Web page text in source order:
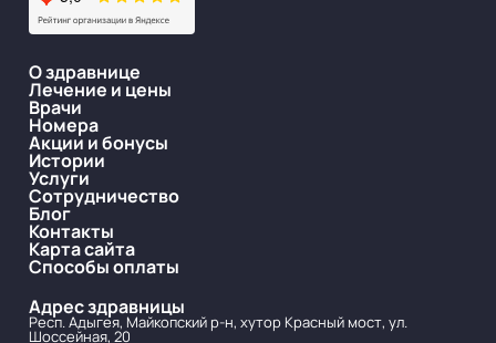
О здравнице
Лечение и цены
Врачи
Номера
Акции и бонусы
Истории
Услуги
Сотрудничество
Блог
Контакты
Карта сайта
Способы оплаты
Адрес здравницы
Респ. Адыгея, Майкопский р-н, хутор Красный мост, ул.
Шоссейная, 20